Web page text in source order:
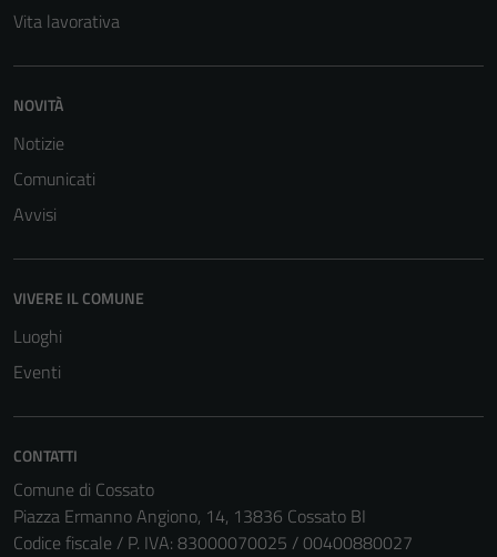
Vita lavorativa
NOVITÀ
Notizie
Comunicati
Avvisi
VIVERE IL COMUNE
Luoghi
Eventi
CONTATTI
Comune di Cossato
Piazza Ermanno Angiono, 14, 13836 Cossato BI
Codice fiscale / P. IVA: 83000070025 / 00400880027
possono
personali.